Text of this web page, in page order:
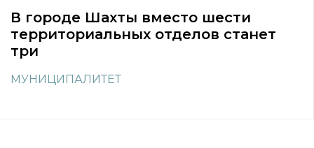
В городе Шахты вместо шести
территориальных отделов станет
три
МУНИЦИПАЛИТЕТ